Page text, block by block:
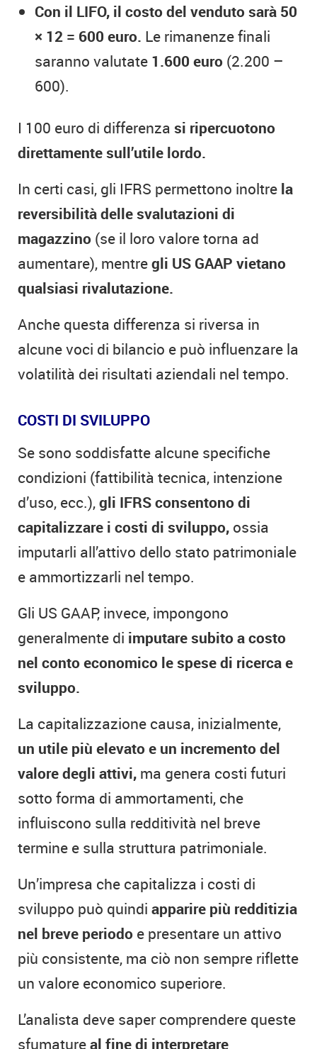
Con il LIFO, il costo del venduto sarà 50
× 12 = 600 euro. Le rimanenze finali
saranno valutate 1.600 euro (2.200 –
600).
I 100 euro di differenza si ripercuotono
direttamente sull’utile lordo.
In certi casi, gli IFRS permettono inoltre la
reversibilità delle svalutazioni di
magazzino (se il loro valore torna ad
aumentare), mentregli US GAAP vietano
qualsiasi rivalutazione.
Anche questa differenza si riversa in
alcune voci di bilancio e può influenzare la
volatilità dei risultati aziendali nel tempo.
COSTI DI SVILUPPO
Se sono soddisfatte alcune specifiche
condizioni (fattibilità tecnica, intenzione
d’uso, ecc.),gli IFRS consentono di
capitalizzare i costi di sviluppo, ossia
imputarli all’attivo dello stato patrimoniale
e ammortizzarli nel tempo.
Gli US GAAP, invece, impongono
generalmente di imputare subito a costo
nel conto economico le spese di ricerca e
sviluppo.
La capitalizzazione causa, inizialmente,
un utile più elevato e un incremento del
valore degli attivi, ma genera costi futuri
sotto forma di ammortamenti, che
influiscono sulla redditività nel breve
termine e sulla struttura patrimoniale.
Un’impresa che capitalizza i costi di
sviluppo può quindi apparire più redditizia
nel breve periodo e presentare un attivo
più consistente, ma ciò non sempre riflette
un valore economico superiore.
L’analista deve saper comprendere queste
sfumatureal fine di interpretare